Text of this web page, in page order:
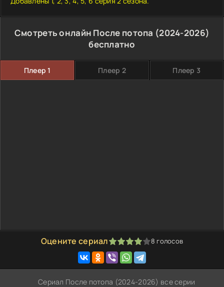
Смотреть онлайн После потопа (2024-2026)
бесплатно
Плеер 1 Плеер 2 Плеер 3
Оцените сериал
1 2 3 4 5 8 голосов
Сериал После потопа (2024-2026) все серии